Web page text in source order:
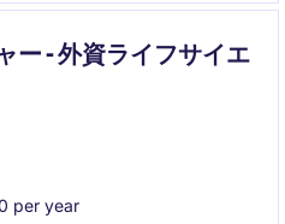
ー - 外資ライフサイエ
per year